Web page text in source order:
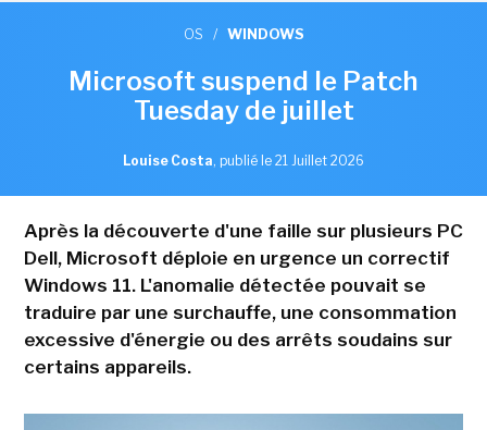
OS / WINDOWS
Microsoft suspend le Patch
Tuesday de juillet
Louise Costa, publié le 21 Juillet 2026
Après la découverte d'une faille sur plusieurs PC
Dell, Microsoft déploie en urgence un correctif
Windows 11. L'anomalie détectée pouvait se
traduire par une surchauffe, une consommation
excessive d'énergie ou des arrêts soudains sur
certains appareils.